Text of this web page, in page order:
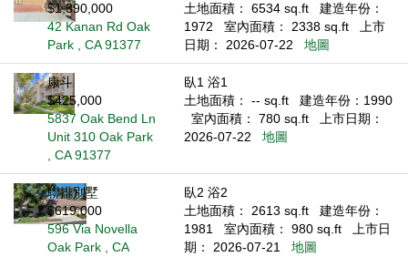
$1,390,000
42 Kanan Rd Oak
Park , CA 91377
土地面積： 6534 sq.ft
建造年份：
1972
室內面積： 2338 sq.ft
上市
日期： 2026-07-22
地圖
康斗
$425,000
5837 Oak Bend Ln
Unit 310 Oak Park
, CA 91377
臥1 浴1
土地面積： -- sq.ft
建造年份：1990
室內面積： 780 sq.ft
上市日期：
2026-07-22
地圖
聯排別墅
$619,000
596 Via Novella
Oak Park , CA
臥2 浴2
土地面積： 2613 sq.ft
建造年份：
1981
室內面積： 980 sq.ft
上市日
期： 2026-07-21
地圖